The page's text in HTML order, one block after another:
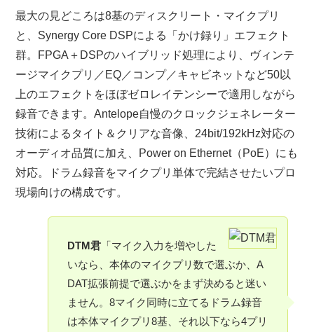
最大の見どころは8基のディスクリート・マイクプリ
と、Synergy Core DSPによる「かけ録り」エフェクト
群。FPGA＋DSPのハイブリッド処理により、ヴィンテ
ージマイクプリ／EQ／コンプ／キャビネットなど50以
上のエフェクトをほぼゼロレイテンシーで適用しながら
録音できます。Antelope自慢のクロックジェネレーター
技術によるタイト＆クリアな音像、24bit/192kHz対応の
オーディオ品質に加え、Power on Ethernet（PoE）にも
対応。ドラム録音をマイクプリ単体で完結させたいプロ
現場向けの構成です。
DTM君「マイク入力を増やした
いなら、本体のマイクプリ数で選ぶか、A
DAT拡張前提で選ぶかをまず決めると迷い
ません。8マイク同時に立てるドラム録音
は本体マイクプリ8基、それ以下なら4プリ